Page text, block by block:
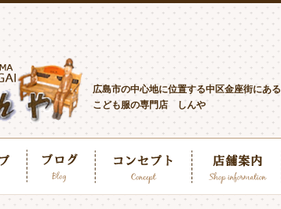
広島市の中心地に位置する中区金座街にある
こども服の専門店 しんや